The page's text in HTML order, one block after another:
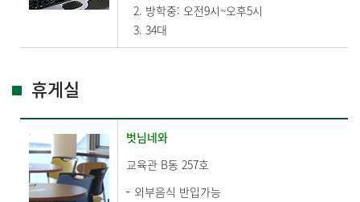
방학중: 오전9시~오후5시
34대
휴게실
벗님네와
교육관 B동 257호
외부음식 반입가능